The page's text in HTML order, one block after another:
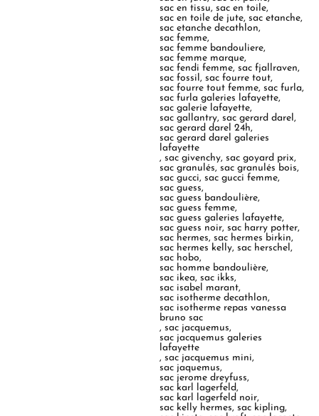
sac en tissu,sac en toile,
sac en toile de jute,sac etanche,
sac etanche decathlon,
sac femme,
sac femme bandouliere,
sac femme marque,
sac fendi femme,sac fjallraven,
sac fossil,sac fourre tout,
sac fourre tout femme,sac furla,
sac furla galeries lafayette,
sac galerie lafayette,
sac gallantry,sac gerard darel,
sac gerard darel 24h,
sac gerard darel galeries
lafayette
,sac givenchy,sac goyard prix,
sac granulés,sac granulés bois,
sac gucci,sac gucci femme,
sac guess,
sac guess bandoulière,
sac guess femme,
sac guess galeries lafayette,
sac guess noir,sac harry potter,
sac hermes,sac hermes birkin,
sac hermes kelly,sac herschel,
sac hobo,
sac homme bandoulière,
sac ikea,sac ikks,
sac isabel marant,
sac isotherme decathlon,
sac isotherme repas vanessa
bruno sac
,sac jacquemus,
sac jacquemus galeries
lafayette
,sac jacquemus mini,
sac jaquemus,
sac jerome dreyfuss,
sac karl lagerfeld,
sac karl lagerfeld noir,
sac kelly hermes,sac kipling,